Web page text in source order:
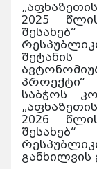
2025
საბჭოს
2026
განხილვის